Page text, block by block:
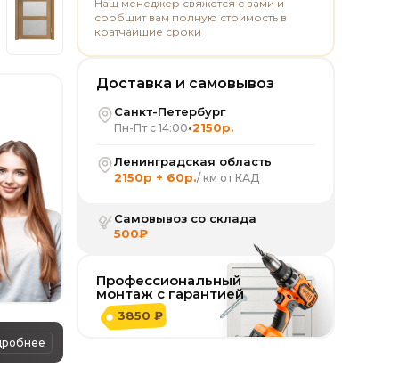
Наш менеджер свяжется с вами и
сообщит вам полную стоимость в
кратчайшие сроки
Доставка и самовывоз
Санкт-Петербург
Пн-Пт с 14:00•2150р.
Ленинградская область
2150р + 60р./ км от КАД
Самовывоз со склада
500₽
Профессиональный
монтаж с гарантией
3850 ₽